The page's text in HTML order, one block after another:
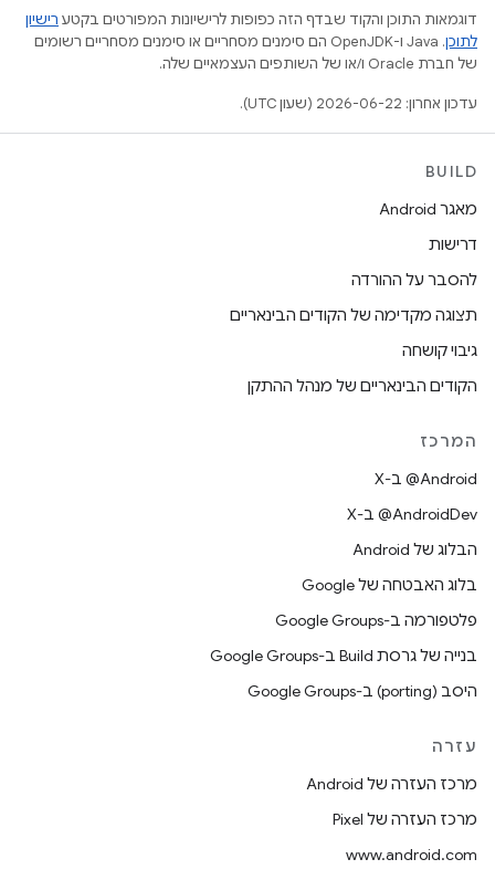
דוגמאות התוכן והקוד שבדף הזה כפופות לרישיונות המפורטים בקטע רישיון
לתוכן
.‏ Java ו-OpenJDK הם סימנים מסחריים או סימנים מסחריים רשומים
של חברת Oracle ו/או של השותפים העצמאיים שלה.
עדכון אחרון: 2026-06-22 (שעון UTC).
BUILD
מאגר Android
דרישות
להסבר על ההורדה
תצוגה מקדימה של הקודים הבינאריים
גיבוי קושחה
הקודים הבינאריים של מנהל ההתקן
המרכז
‫‎@Android ב-X
‫‎@AndroidDev ב-X
הבלוג של Android
בלוג האבטחה של Google
פלטפורמה ב-Google Groups
בנייה של גרסת Build ב-Google Groups
היסב (porting) ב-Google Groups
עזרה
מרכז העזרה של Android
מרכז העזרה של Pixel
www.android.com